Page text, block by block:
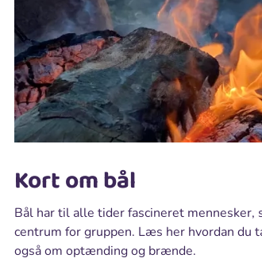
Kort om bål
Bål har til alle tider fascineret
centrum for gruppen. Læs her hvordan
også om optænding og brænde.